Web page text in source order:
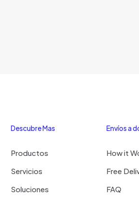
Descubre Mas
Productos
Servicios
Soluciones
Envíos a
How it
Free
FAQ